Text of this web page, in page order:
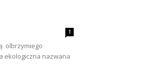
1
olbrzymiego
ekologiczna nazwana